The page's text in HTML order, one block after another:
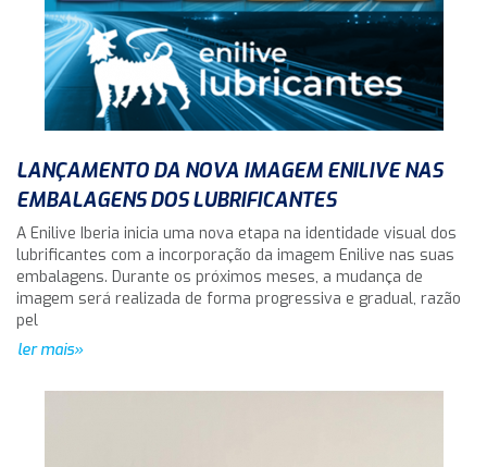
LANÇAMENTO DA NOVA IMAGEM ENILIVE NAS
EMBALAGENS DOS LUBRIFICANTES
A Enilive Iberia inicia uma nova etapa na identidade visual dos
lubrificantes com a incorporação da imagem Enilive nas suas
embalagens. Durante os próximos meses, a mudança de
imagem será realizada de forma progressiva e gradual, razão
pel
ler mais»